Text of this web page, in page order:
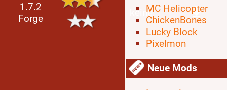
1.7.2
Forge
keineMC Helicopter
ChickenBones
Lucky Block
Pixelmon
Neue Mods